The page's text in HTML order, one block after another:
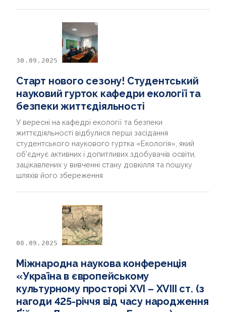
30.09.2025
Старт нового сезону! Студентський
науковий гурток кафедри екології та
безпеки життєдіяльності
У вересні на кафедрі екології та безпеки
життєдіяльності відбулися перші засідання
студентського наукового гуртка «Екологія», який
об’єднує активних і допитливих здобувачів освіти,
зацікавлених у вивченні стану довкілля та пошуку
шляхів його збереження
08.09.2025
Міжнародна наукова конференція
«Україна в європейському
культурному просторі XVI – XVIII ст. (з
нагоди 425-річчя від часу народження